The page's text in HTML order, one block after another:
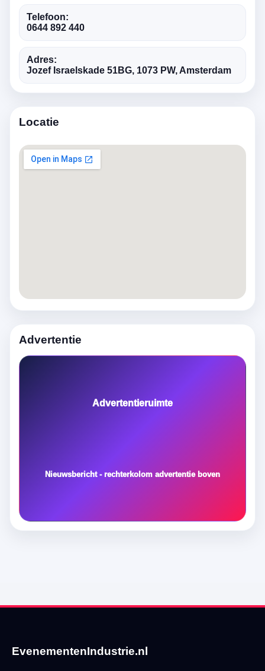
Telefoon:
0644 892 440
Adres:
Jozef Israelskade 51BG, 1073 PW, Amsterdam
Locatie
Advertentie
Advertentieruimte
Nieuwsbericht - rechterkolom advertentie boven
EvenementenIndustrie.nl